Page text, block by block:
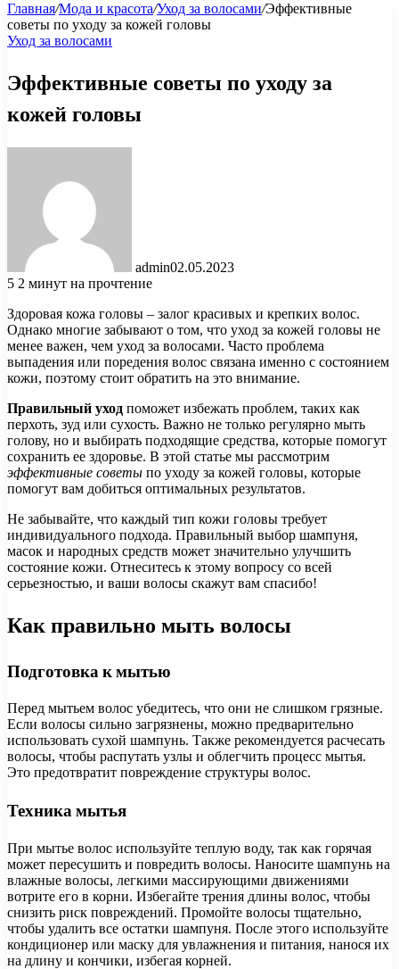
Главная/Мода и красота/Уход за волосами/Эффективные
советы по уходу за кожей головы
Уход за волосами
Эффективные советы по уходу за
кожей головы
admin02.05.2023
5 2 минут на прочтение
Здоровая кожа головы – залог красивых и крепких волос.
Однако многие забывают о том, что уход за кожей головы не
менее важен, чем уход за волосами. Часто проблема
выпадения или поредения волос связана именно с состоянием
кожи, поэтому стоит обратить на это внимание.
Правильный уход поможет избежать проблем, таких как
перхоть, зуд или сухость. Важно не только регулярно мыть
голову, но и выбирать подходящие средства, которые помогут
сохранить ее здоровье. В этой статье мы рассмотрим
эффективные советы по уходу за кожей головы, которые
помогут вам добиться оптимальных результатов.
Не забывайте, что каждый тип кожи головы требует
индивидуального подхода. Правильный выбор шампуня,
масок и народных средств может значительно улучшить
состояние кожи. Отнеситесь к этому вопросу со всей
серьезностью, и ваши волосы скажут вам спасибо!
Как правильно мыть волосы
Подготовка к мытью
Перед мытьем волос убедитесь, что они не слишком грязные.
Если волосы сильно загрязнены, можно предварительно
использовать сухой шампунь. Также рекомендуется расчесать
волосы, чтобы распутать узлы и облегчить процесс мытья.
Это предотвратит повреждение структуры волос.
Техника мытья
При мытье волос используйте теплую воду, так как горячая
может пересушить и повредить волосы. Наносите шампунь на
влажные волосы, легкими массирующими движениями
вотрите его в корни. Избегайте трения длины волос, чтобы
снизить риск повреждений. Промойте волосы тщательно,
чтобы удалить все остатки шампуня. После этого используйте
кондиционер или маску для увлажнения и питания, нанося их
на длину и кончики, избегая корней.